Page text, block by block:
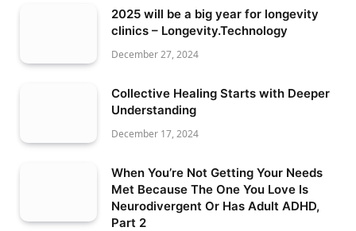
2025 will be a big year for longevity
clinics – Longevity.Technology
December 27, 2024
Collective Healing Starts with Deeper
Understanding
December 17, 2024
When You’re Not Getting Your Needs
Met Because The One You Love Is
Neurodivergent Or Has Adult ADHD,
Part 2